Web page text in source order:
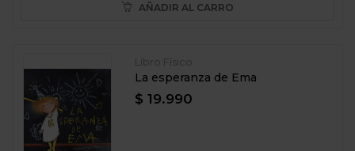
AÑADIR AL CARRO
Libro Físico
La esperanza de Ema
$ 19.990